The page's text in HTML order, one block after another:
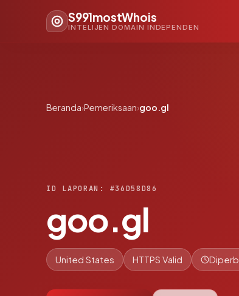
S991mostWhois
INTELIJEN DOMAIN INDEPENDEN
Beranda›Pemeriksaan›goo.gl
ID LAPORAN: #36D58D86
goo.gl
United States HTTPS Valid